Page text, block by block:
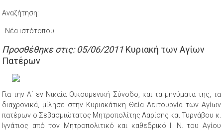
Αναζήτηση:
Νέα ιστότοπου
Προσθέθηκε στις: 05/06/2011 Κυριακή των Αγίων
Πατέρων
Για την Α΄ εν Νικαία Οικουμενική Σύνοδο, και τα μηνύματα της, τα
διαχρονικά, μίλησε στην Κυριακάτικη Θεία Λειτουργία των Αγίων
πατέρων ο Σεβασμιώτατος Μητροπολίτης Λαρίσης και Τυρνάβου κ.
Ιγνάτιος από τον Μητροπολιτικό και καθεδρικό Ι. Ν. του Αγίου